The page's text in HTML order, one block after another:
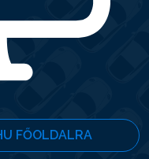
FŐOLDALRA